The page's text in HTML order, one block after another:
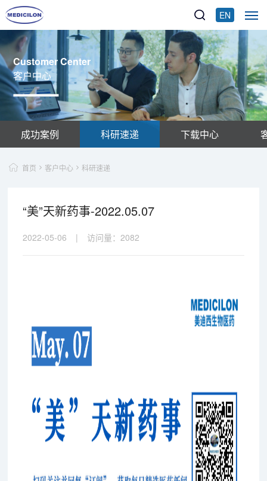
EN
Customer Center
客户中心
成功案例 科研速递 下载中心
首页 客户中心 科研速递
“美”天新药事-2022.05.07
2022-05-06 | 访问量： 2082